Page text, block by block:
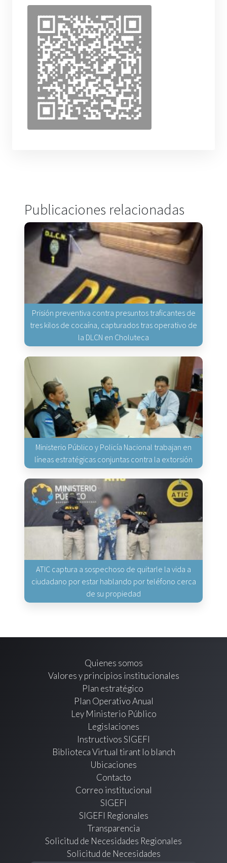
Publicaciones relacionadas
Prisión preventiva contra presuntos traficantes de
tres kilos de cocaína, capturados tras operativo de
la DLCN en Choluteca
Ministerio Público y Policía Nacional trabajan en
líneas estratégicas conjuntas contra la extorsión
ATIC captura a sospechoso de quitarle la vida a
ciudadano por estar hablando por teléfono cerca
de su propiedad
Quienes somos
Valores y principios institucionales
Plan estratégico
Plan Operativo Anual
Ley Ministerio Público
Legislaciones
Instructivos SIGEFI
Biblioteca Virtual tirant lo blanch
Ubicaciones
Contacto
Correo institucional
SIGEFI
SIGEFI Regionales
Transparencia
Solicitud de Necesidades Regionales
Solicitud de Necesidades